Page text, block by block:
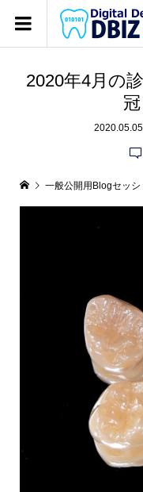
2020年4月の
2020.05.05
一般公開用Blogセッシ